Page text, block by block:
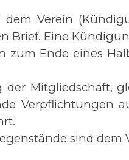
Verein
Brief. Eine
zum Ende eines
der Mitgliedschaft,
Verpflichtungen
sind